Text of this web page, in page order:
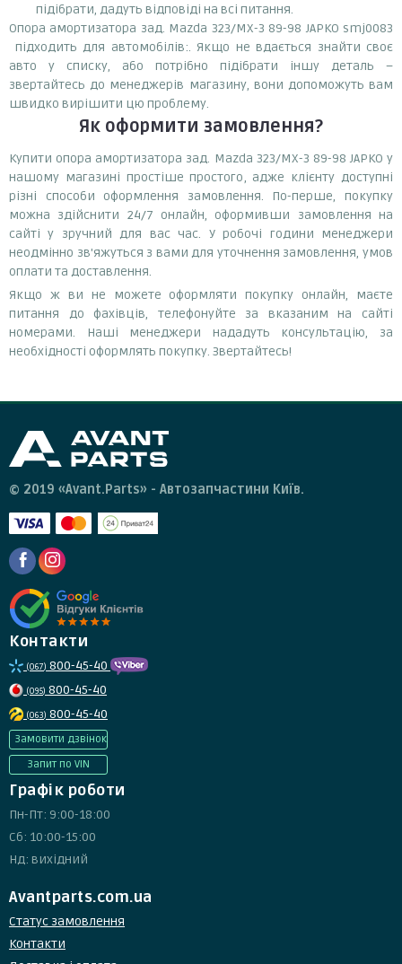
підібрати, дадуть відповіді на всі питання.
Опора амортизатора зад. Mazda 323/MX-3 89-98 JAPKO smj0083
підходить для автомобілів:. Якщо не вдається знайти своє
авто у списку, або потрібно підібрати іншу деталь –
звертайтесь до менеджерів магазину, вони допоможуть вам
швидко вирішити цю проблему.
Як оформити замовлення?
Купити опора амортизатора зад. Mazda 323/MX-3 89-98 JAPKO у
нашому магазині простіше простого, адже клієнту доступні
різні способи оформлення замовлення. По-перше, покупку
можна здійснити 24/7 онлайн, оформивши замовлення на
сайті у зручний для вас час. У робочі години менеджери
неодмінно зв'яжуться з вами для уточнення замовлення, умов
оплати та доставлення.
Якщо ж ви не можете оформляти покупку онлайн, маєте
питання до фахівців, телефонуйте за вказаним на сайті
номерами. Наші менеджери нададуть консультацію, за
необхідності оформлять покупку. Звертайтесь!
© 2019 «Avant.Parts» - Автозапчастини Київ.
Контакти
(067) 800-45-40
(095) 800-45-40
(063) 800-45-40
Замовити дзвінок
Запит по VIN
Графік роботи
Пн-Пт: 9:00-18:00
Сб: 10:00-15:00
Нд: вихідний
Avantparts.com.ua
Статус замовлення
Контакти